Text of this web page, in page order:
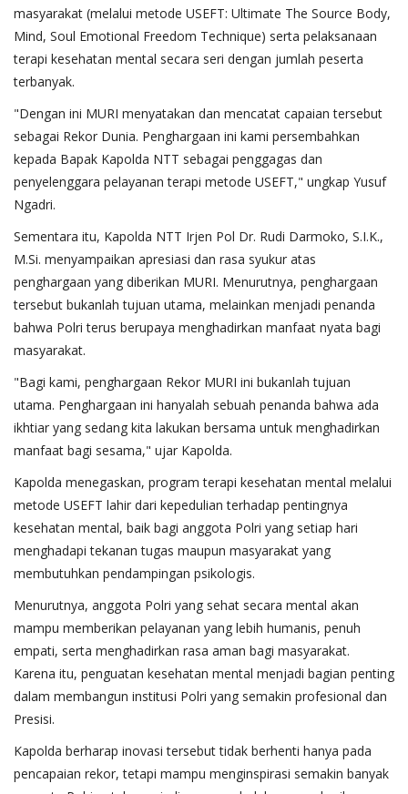
masyarakat (melalui metode USEFT: Ultimate The Source Body,
Mind, Soul Emotional Freedom Technique) serta pelaksanaan
terapi kesehatan mental secara seri dengan jumlah peserta
terbanyak.
"Dengan ini MURI menyatakan dan mencatat capaian tersebut
sebagai Rekor Dunia. Penghargaan ini kami persembahkan
kepada Bapak Kapolda NTT sebagai penggagas dan
penyelenggara pelayanan terapi metode USEFT," ungkap Yusuf
Ngadri.
Sementara itu, Kapolda NTT Irjen Pol Dr. Rudi Darmoko, S.I.K.,
M.Si. menyampaikan apresiasi dan rasa syukur atas
penghargaan yang diberikan MURI. Menurutnya, penghargaan
tersebut bukanlah tujuan utama, melainkan menjadi penanda
bahwa Polri terus berupaya menghadirkan manfaat nyata bagi
masyarakat.
"Bagi kami, penghargaan Rekor MURI ini bukanlah tujuan
utama. Penghargaan ini hanyalah sebuah penanda bahwa ada
ikhtiar yang sedang kita lakukan bersama untuk menghadirkan
manfaat bagi sesama," ujar Kapolda.
Kapolda menegaskan, program terapi kesehatan mental melalui
metode USEFT lahir dari kepedulian terhadap pentingnya
kesehatan mental, baik bagi anggota Polri yang setiap hari
menghadapi tekanan tugas maupun masyarakat yang
membutuhkan pendampingan psikologis.
Menurutnya, anggota Polri yang sehat secara mental akan
mampu memberikan pelayanan yang lebih humanis, penuh
empati, serta menghadirkan rasa aman bagi masyarakat.
Karena itu, penguatan kesehatan mental menjadi bagian penting
dalam membangun institusi Polri yang semakin profesional dan
Presisi.
Kapolda berharap inovasi tersebut tidak berhenti hanya pada
pencapaian rekor, tetapi mampu menginspirasi semakin banyak